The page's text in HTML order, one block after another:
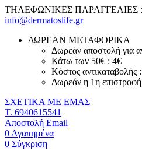
ΤΗΛΕΦΩΝΙΚΕΣ ΠΑΡΑΓΓΕΛΙΕΣ :
info@dermatoslife.gr
ΔΩΡΕΑΝ ΜΕΤΑΦΟΡΙΚΑ
Δωρεάν αποστολή για
Κάτω των 50€ : 4€
Κόστος αντικαταβολής
Δωρεάν η 1η
ΣΧΕΤΙΚΑ ΜΕ ΕΜΑΣ
T. 6940615541
Αποστολή Email
0 Αγαπημένα
0 Σύγκριση